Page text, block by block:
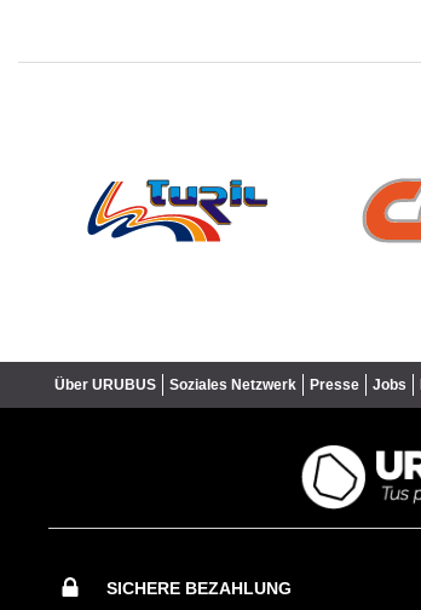
Über URUBUS Soziales Netzwerk Presse Jobs
SICHERE BEZAHLUNG